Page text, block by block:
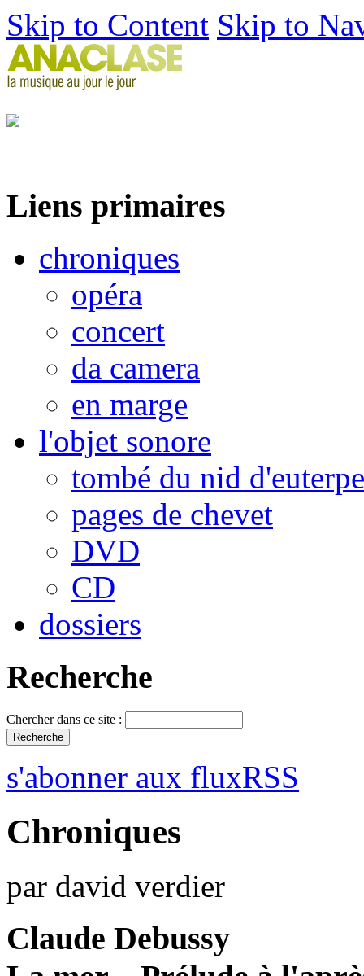
Skip to Content Skip to
Liens primaires
chroniques
opéra
concert
da camera
en marge
l'objet sonore
tombé du nid d'euterpe
pages de chevet
DVD
CD
dossiers
Recherche
Chercher dans ce site :
s'abonner aux fluxRSS
Chroniques
par david verdier
Claude Debussy